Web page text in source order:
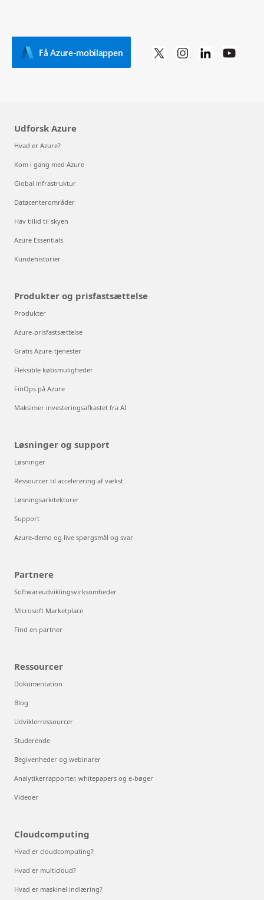
Få Azure-mobilappen
Udforsk Azure
Hvad er Azure?
Kom i gang med Azure
Global infrastruktur
Datacenterområder
Hav tillid til skyen
Azure Essentials
Kundehistorier
Produkter og prisfastsættelse
Produkter
Azure-prisfastsættelse
Gratis Azure-tjenester
Fleksible købsmuligheder
FinOps på Azure
Maksimer investeringsafkastet fra AI
Løsninger og support
Løsninger
Ressourcer til accelerering af vækst
Løsningsarkitekturer
Support
Azure-demo og live spørgsmål og svar
Partnere
Softwareudviklingsvirksomheder
Microsoft Marketplace
Find en partner
Ressourcer
Dokumentation
Blog
Udviklerressourcer
Studerende
Begivenheder og webinarer
Analytikerrapporter, whitepapers og e-bøger
Videoer
Cloudcomputing
Hvad er cloudcomputing?
Hvad er multicloud?
Hvad er maskinel indlæring?